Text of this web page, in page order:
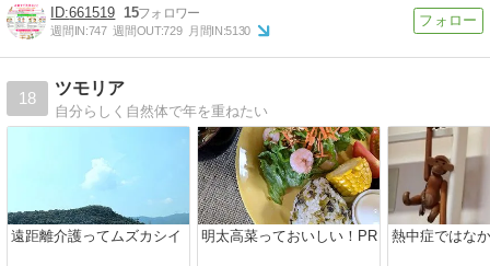
661519 15
週間IN:747 週間OUT:729 月間IN:5130
18
ツモリア
自分らしく自然体で年を重ねたい
遠距離介護ってムズカシイ 明太高菜っておいしい！PR 熱中症ではな